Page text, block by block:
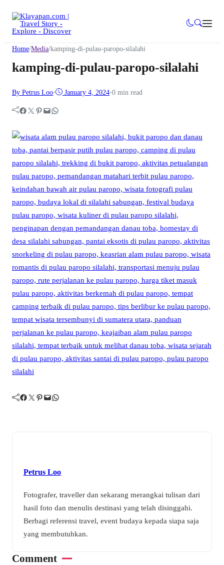
Home/Media/kamping-di-pulau-paropo-silalahi
kamping-di-pulau-paropo-silalahi
By Petrus Loo• January 4, 2024•0 min read
Facebook Twitter Pinterest Mail WhatsApp
Facebook Twitter Pinterest Mail WhatsApp
Petrus Loo
Fotografer, traveller dan sekarang merangkai tulisan dari
hasil foto dan menulis destinasi yang telah disinggahi.
Berbagi referensi travel, event budaya kepada siapa saja
yang membutuhkan.
Comment